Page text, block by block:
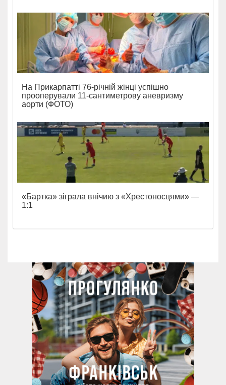
На Прикарпатті 76-річній жінці успішно
прооперували 11-сантиметрову аневризму
аорти (ФОТО)
«Бартка» зіграла внічию з «Хрестоносцями» —
1:1